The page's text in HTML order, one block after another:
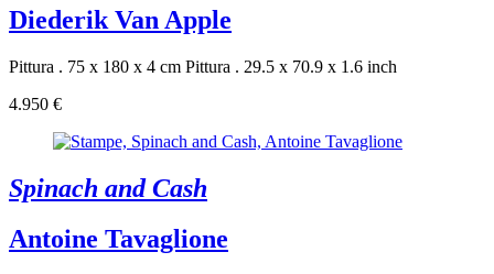
Diederik Van Apple
Pittura . 75 x 180 x 4 cm Pittura . 29.5 x 70.9 x 1.6 inch
4.950 €
Spinach and Cash
Antoine Tavaglione